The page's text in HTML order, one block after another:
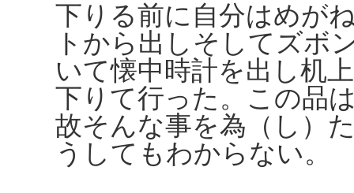
下りる前に自分はめが
トから出しそしてズボ
いて懐中時計を出し机
下りて行った。この品
故そんな事を為（し）
うしてもわからない。